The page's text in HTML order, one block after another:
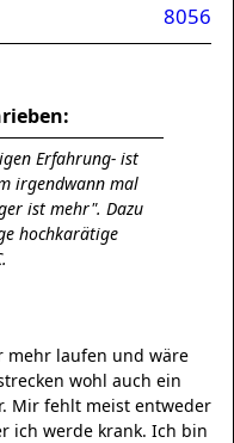
8056
Erfahrung- ist
irgendwann mal
ist mehr". Dazu
hochkarätige
mehr laufen und wäre
wohl auch ein
Mir fehlt meist entweder
ich werde krank. Ich bin